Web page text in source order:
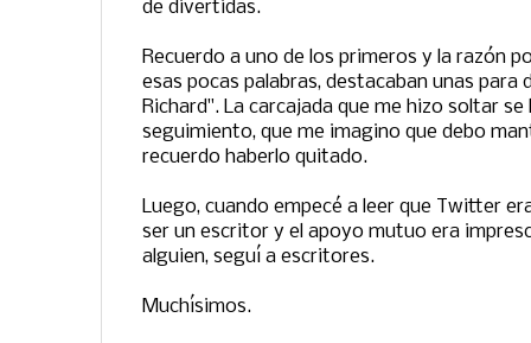
de divertidas.
Recuerdo a uno de los primeros y la razón
esas pocas palabras, destacaban unas para
Richard". La carcajada que me hizo soltar se
seguimiento, que me imagino que debo
recuerdo haberlo quitado.
Luego, cuando empecé a leer que Twitter
ser un escritor y el apoyo mutuo era
alguien, seguí a escritores.
Muchísimos.